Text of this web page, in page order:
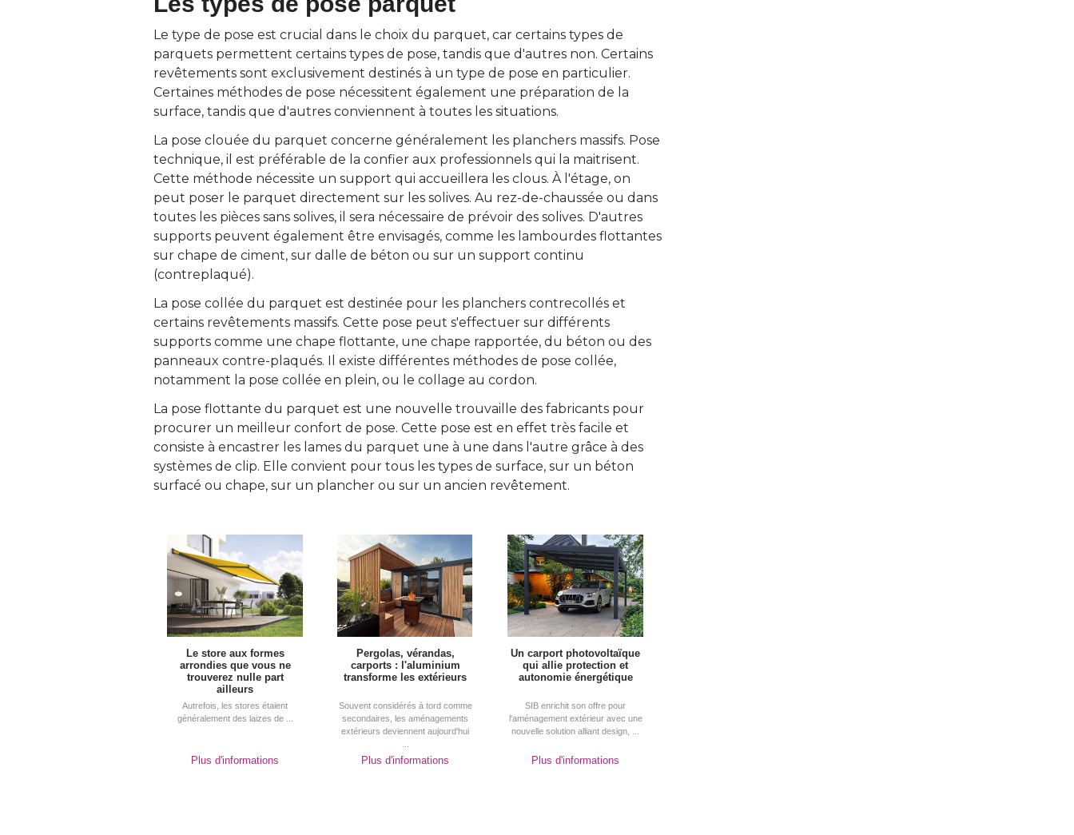
Le type de pose est crucial dans le choix du parquet, car certains types de
parquets permettent certains types de pose, tandis que d'autres non. Certains
revêtements sont exclusivement destinés à un type de pose en particulier.
Certaines méthodes de pose nécessitent également une préparation de la
surface, tandis que d'autres conviennent à toutes les situations.
La pose clouée du parquet concerne généralement les planchers massifs. Pose
technique, il est préférable de la confier aux professionnels qui la maitrisent.
Cette méthode nécessite un support qui accueillera les clous. À l'étage, on
peut poser le parquet directement sur les solives. Au rez-de-chaussée ou dans
toutes les pièces sans solives, il sera nécessaire de prévoir des solives. D'autres
supports peuvent également être envisagés, comme les lambourdes flottantes
sur chape de ciment, sur dalle de béton ou sur un support continu
(contreplaqué).
La pose collée du parquet est destinée pour les planchers contrecollés et
certains revêtements massifs. Cette pose peut s'effectuer sur différents
supports comme une chape flottante, une chape rapportée, du béton ou des
panneaux contre-plaqués. Il existe différentes méthodes de pose collée,
notamment la pose collée en plein, ou le collage au cordon.
La pose flottante du parquet est une nouvelle trouvaille des fabricants pour
procurer un meilleur confort de pose. Cette pose est en effet très facile et
consiste à encastrer les lames du parquet une à une dans l'autre grâce à des
systèmes de clip. Elle convient pour tous les types de surface, sur un béton
surfacé ou chape, sur un plancher ou sur un ancien revêtement.
Le store aux formes
arrondies que vous ne
trouverez nulle part
ailleurs
Autrefois, les stores étaient
généralement des laizes de ...
Plus d'informations
Pergolas, vérandas,
carports : l'aluminium
transforme les extérieurs
Souvent considérés à tord comme
secondaires, les aménagements
extérieurs deviennent aujourd'hui
Plus d'informations
Un carport photovoltaïque
qui allie protection et
autonomie énergétique
SIB enrichit son offre pour
l'aménagement extérieur avec une
nouvelle solution alliant design, ...
Plus d'informations